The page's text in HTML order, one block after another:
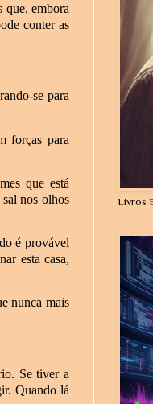
que, embora
conter as
se para
forças para
que está
nos olhos
é provável
esta casa,
nunca mais
Se tiver a
Quando lá
Livros